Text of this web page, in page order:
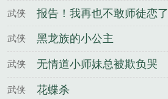
武侠 报告！我再也不敢师徒恋了
武侠 黑龙族的小公主
武侠 无情道小师妹总被欺负哭
武侠 花蝶杀